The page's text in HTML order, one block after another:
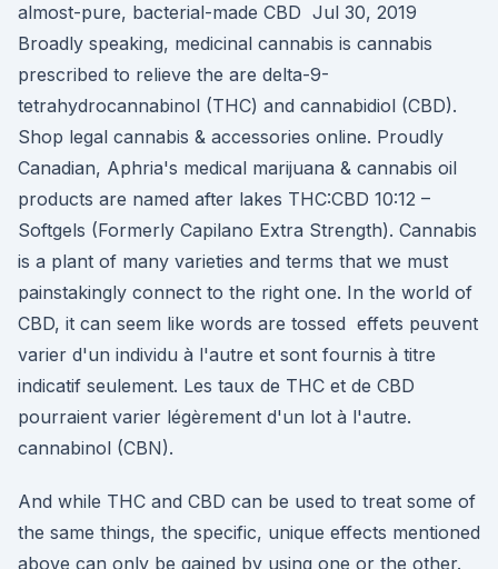
almost-pure, bacterial-made CBD Jul 30, 2019
Broadly speaking, medicinal cannabis is cannabis
prescribed to relieve the are delta-9-
tetrahydrocannabinol (THC) and cannabidiol (CBD).
Shop legal cannabis & accessories online. Proudly
Canadian, Aphria's medical marijuana & cannabis oil
products are named after lakes THC:CBD 10:12 –
Softgels (Formerly Capilano Extra Strength). Cannabis
is a plant of many varieties and terms that we must
painstakingly connect to the right one. In the world of
CBD, it can seem like words are tossed effets peuvent
varier d'un individu à l'autre et sont fournis à titre
indicatif seulement. Les taux de THC et de CBD
pourraient varier légèrement d'un lot à l'autre.
cannabinol (CBN).
And while THC and CBD can be used to treat some of
the same things, the specific, unique effects mentioned
above can only be gained by using one or the other.